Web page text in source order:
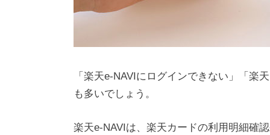
「楽天e-NAVIにログインできない」「楽
も多いでしょう。
楽天e-NAVIは、楽天カードの利用明細確